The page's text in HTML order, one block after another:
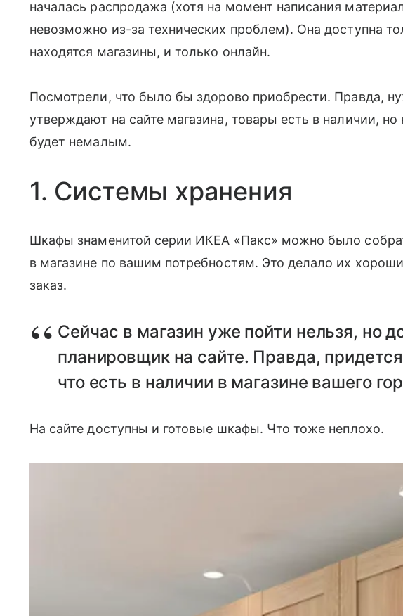
началась распродажа (хотя на момент написания
невозможно из-за технических проблем). Она доступна
находятся магазины, и только онлайн.
Посмотрели, что было бы здорово приобрести. Правда,
утверждают на сайте магазина, товары есть в наличии, но
будет немалым.
1. Системы хранения
Шкафы знаменитой серии ИКЕА «Пакс» можно было
в магазине по вашим потребностям. Это делало их
заказ.
Сейчас в магазин уже пойти нельзя, но
планировщик на сайте. Правда,
что есть в наличии в магазине вашего
На сайте доступны и готовые шкафы. Что тоже неплохо.